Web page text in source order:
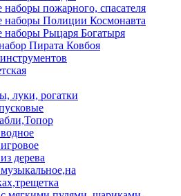
пожарного, спасателя
наборы Полиции Космонавта
наборы Рыцаря Богатыря
Пирата Ковбоя
луки, рогатки
дерева